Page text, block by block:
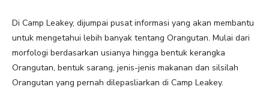
Di Camp Leakey, dijumpai pusat informasi yang akan membantu
untuk mengetahui lebih banyak tentang Orangutan. Mulai dari
morfologi berdasarkan usianya hingga bentuk kerangka
Orangutan, bentuk sarang, jenis-jenis makanan dan silsilah
Orangutan yang pernah dilepasliarkan di Camp Leakey.